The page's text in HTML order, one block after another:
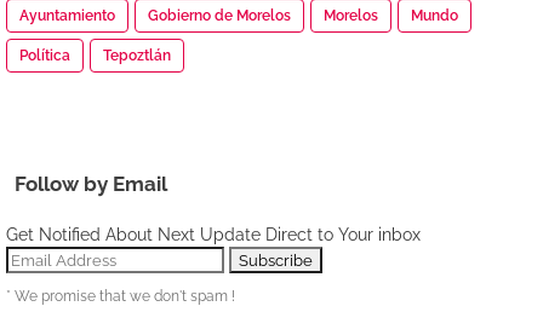
Ayuntamiento Gobierno de Morelos Morelos Mundo
Política Tepoztlán
Follow by Email
Get Notified About Next Update Direct to Your inbox
* We promise that we don't spam !